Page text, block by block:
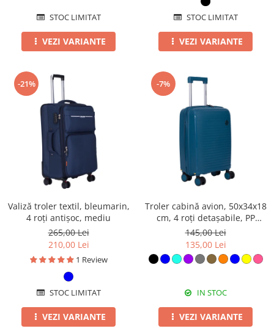
STOC LIMITAT
VEZI VARIANTE
STOC LIMITAT
VEZI VARIANTE
-21%
Valiză troler textil, bleumarin,
4 roți antișoc, mediu
265,00 Lei
210,00 Lei
1 Review
STOC LIMITAT
VEZI VARIANTE
-7%
Troler cabină avion, 50x34x18
cm, 4 roți detașabile, PP
flexibilă anti-casabilă, diverse
culori
145,00 Lei
135,00 Lei
IN STOC
VEZI VARIANTE